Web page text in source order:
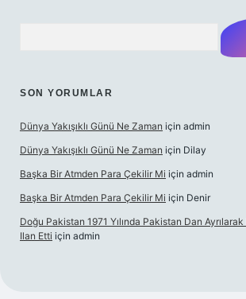
SON YORUMLAR
Dünya Yakışıklı Günü Ne Zaman için admin
Dünya Yakışıklı Günü Ne Zaman için Dilay
Başka Bir Atmden Para Çekilir Mi için admin
Başka Bir Atmden Para Çekilir Mi için Denir
Doğu Pakistan 1971 Yılında Pakistan Dan Ayrılarak
Ilan Etti için admin